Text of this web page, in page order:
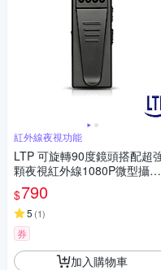
紅外線夜視功能
LTP 可旋轉90度鏡頭搭配超
顆夜視紅外線1080P微型攝影
機
$790
5 (1)
券
加入購物車